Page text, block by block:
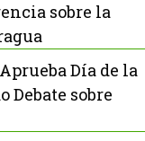
sobre la
Día de la
Debate sobre